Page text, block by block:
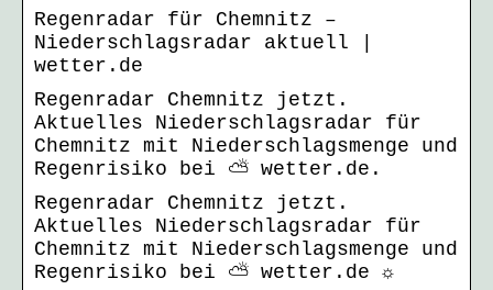
Regenradar für Chemnitz –
Niederschlagsradar aktuell |
wetter.de
Regenradar Chemnitz jetzt.
Aktuelles Niederschlagsradar für
Chemnitz mit Niederschlagsmenge und
Regenrisiko bei ⛅ wetter.de.
Regenradar Chemnitz jetzt.
Aktuelles Niederschlagsradar für
Chemnitz mit Niederschlagsmenge und
Regenrisiko bei ⛅ wetter.de ☼